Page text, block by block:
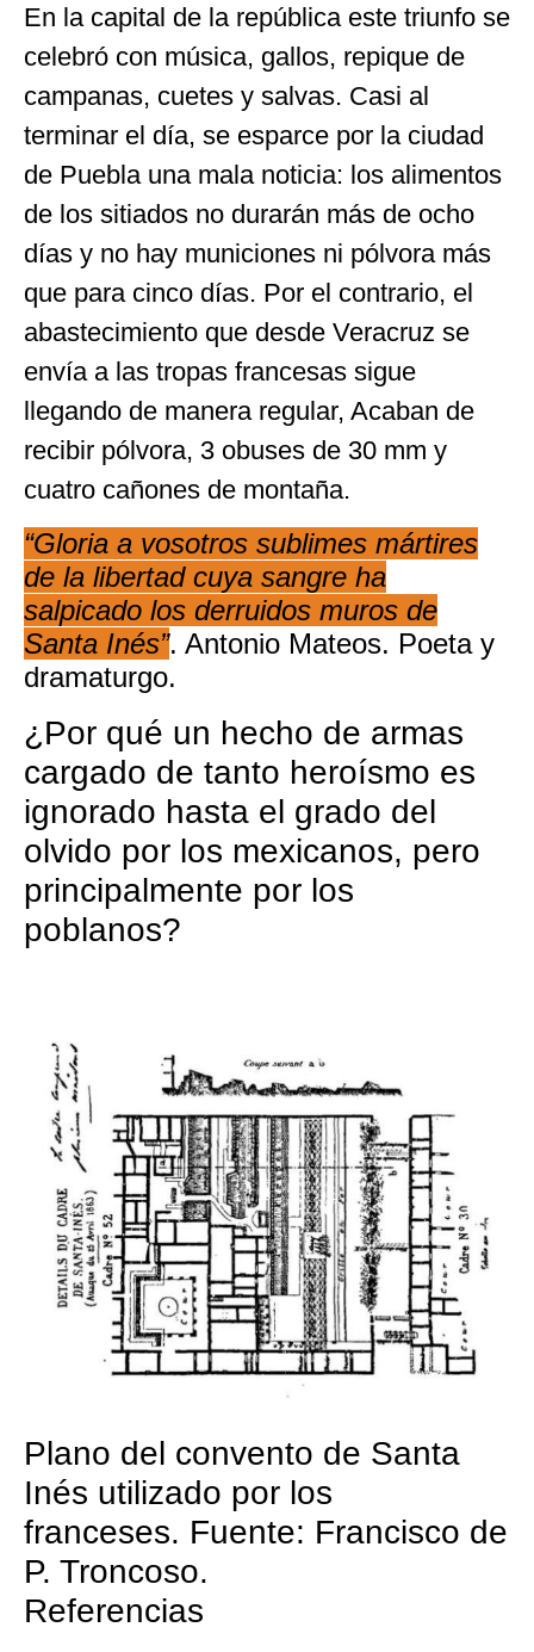
En la capital de la república este triunfo se
celebró con música, gallos, repique de
campanas, cuetes y salvas. Casi al
terminar el día, se esparce por la ciudad
de Puebla una mala noticia: los alimentos
de los sitiados no durarán más de ocho
días y no hay municiones ni pólvora más
que para cinco días. Por el contrario, el
abastecimiento que desde Veracruz se
envía a las tropas francesas sigue
llegando de manera regular, Acaban de
recibir pólvora, 3 obuses de 30 mm y
cuatro cañones de montaña.
“Gloria a vosotros sublimes mártires
de la libertad cuya sangre ha
salpicado los derruidos muros de
Santa Inés”. Antonio Mateos. Poeta y
dramaturgo.
¿Por qué un hecho de armas
cargado de tanto heroísmo es
ignorado hasta el grado del
olvido por los mexicanos, pero
principalmente por los
poblanos?
Plano del convento de Santa
Inés utilizado por los
franceses. Fuente: Francisco de
P. Troncoso.
Referencias